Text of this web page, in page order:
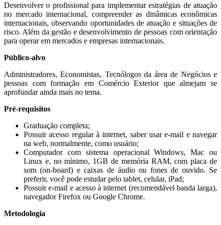
Desenvolver o profissional para implementar estratégias de atuação
no mercado internacional, compreender as dinâmicas econômicas
internacionais, observando oportunidades de atuação e situações de
risco. Além da gestão e desenvolvimento de pessoas com orientação
para operar em mercados e empresas internacionais.
Público-alvo
Administradores, Economistas, Tecnólogos da área de Negócios e
pessoas com formação em Comércio Exterior que almejam se
aprofundar ainda mais no tema.
Pré-requisitos
Graduação completa;
Possuir acesso regular à internet, saber usar e-mail e navegar
na web, normalmente, como usuário;
Computador com sistema operacional Windows, Mac ou
Linux e, no mínimo, 1GB de memória RAM, com placa de
som (on-board) e caixas de áudio ou fones de ouvido. Se
preferir, você pode estudar pelo tablet, celular, iPad;
Possuir e-mail e acesso à internet (recomendável banda larga),
navegador Firefox ou Google Chrome.
Metodologia